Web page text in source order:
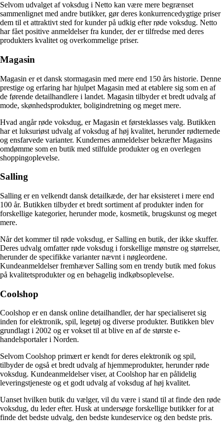
Selvom udvalget af voksdug i Netto kan være mere begrænset
sammenlignet med andre butikker, gør deres konkurrencedygtige priser
dem til et attraktivt sted for kunder på udkig efter røde voksdug. Netto
har fået positive anmeldelser fra kunder, der er tilfredse med deres
produkters kvalitet og overkommelige priser.
Magasin
Magasin er et dansk stormagasin med mere end 150 års historie. Denne
prestige og erfaring har hjulpet Magasin med at etablere sig som en af
de førende detailhandlere i landet. Magasin tilbyder et bredt udvalg af
mode, skønhedsprodukter, boligindretning og meget mere.
Hvad angår røde voksdug, er Magasin et førsteklasses valg. Butikken
har et luksuriøst udvalg af voksdug af høj kvalitet, herunder rødternede
og ensfarvede varianter. Kundernes anmeldelser bekræfter Magasins
omdømme som en butik med stilfulde produkter og en overlegen
shoppingoplevelse.
Salling
Salling er en velkendt dansk detailkæde, der har eksisteret i mere end
100 år. Butikken tilbyder et bredt sortiment af produkter inden for
forskellige kategorier, herunder mode, kosmetik, brugskunst og meget
mere.
Når det kommer til røde voksdug, er Salling en butik, der ikke skuffer.
Deres udvalg omfatter røde voksdug i forskellige mønstre og størrelser,
herunder de specifikke varianter nævnt i nøgleordene.
Kundeanmeldelser fremhæver Salling som en trendy butik med fokus
på kvalitetsprodukter og en behagelig indkøbsoplevelse.
Coolshop
Coolshop er en dansk online detailhandler, der har specialiseret sig
inden for elektronik, spil, legetøj og diverse produkter. Butikken blev
grundlagt i 2002 og er vokset til at blive en af de største e-
handelsportaler i Norden.
Selvom Coolshop primært er kendt for deres elektronik og spil,
tilbyder de også et bredt udvalg af hjemmeprodukter, herunder røde
voksdug. Kundeanmeldelser viser, at Coolshop har en pålidelig
leveringstjeneste og et godt udvalg af voksdug af høj kvalitet.
Uanset hvilken butik du vælger, vil du være i stand til at finde den røde
voksdug, du leder efter. Husk at undersøge forskellige butikker for at
finde det bedste udvalg, den bedste kundeservice og den bedste pris.